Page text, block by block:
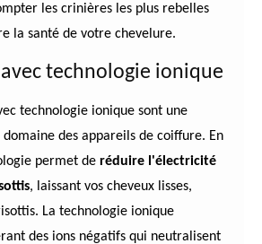
les crinières les plus rebelles
la santé de votre chevelure.
avec technologie ionique
technologie ionique sont une
des appareils de coiffure. En
permet de réduire l'électricité
, laissant vos cheveux lisses,
La technologie ionique
des ions négatifs qui neutralisent